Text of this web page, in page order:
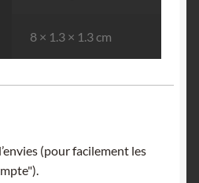
8 × 1.3 × 1.3 cm
(pour facilement les